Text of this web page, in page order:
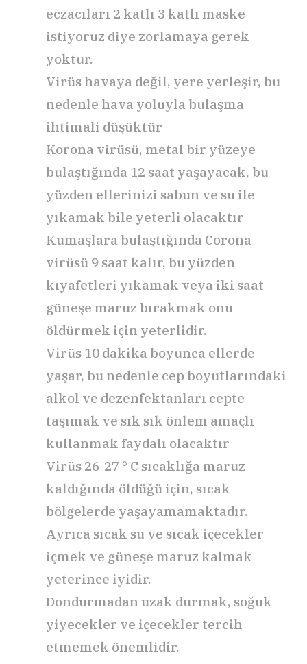
eczacıları 2 katlı 3 katlı maske
istiyoruz diye zorlamaya gerek
yoktur.
Virüs havaya değil, yere yerleşir, bu
nedenle hava yoluyla bulaşma
ihtimali düşüktür
Korona virüsü, metal bir yüzeye
bulaştığında 12 saat yaşayacak, bu
yüzden ellerinizi sabun ve su ile
yıkamak bile yeterli olacaktır
Kumaşlara bulaştığında Corona
virüsü 9 saat kalır, bu yüzden
kıyafetleri yıkamak veya iki saat
güneşe maruz bırakmak onu
öldürmek için yeterlidir.
Virüs 10 dakika boyunca ellerde
yaşar, bu nedenle cep boyutlarındaki
alkol ve dezenfektanları cepte
taşımak ve sık sık önlem amaçlı
kullanmak faydalı olacaktır
Virüs 26-27 ° C sıcaklığa maruz
kaldığında öldüğü için, sıcak
bölgelerde yaşayamamaktadır.
Ayrıca sıcak su ve sıcak içecekler
içmek ve güneşe maruz kalmak
yeterince iyidir.
Dondurmadan uzak durmak, soğuk
yiyecekler ve içecekler tercih
etmemek önemlidir.